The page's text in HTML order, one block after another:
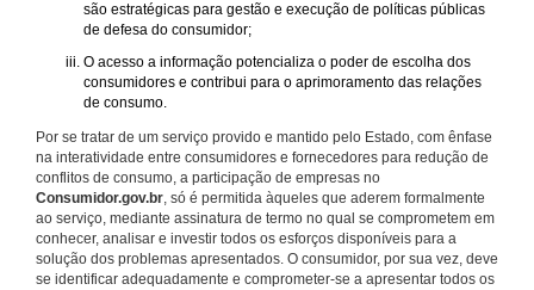
são estratégicas para gestão e execução de políticas públicas
de defesa do consumidor;
O acesso a informação potencializa o poder de escolha dos
consumidores e contribui para o aprimoramento das relações
de consumo.
Por se tratar de um serviço provido e mantido pelo Estado, com ênfase
na interatividade entre consumidores e fornecedores para redução de
conflitos de consumo, a participação de empresas no
Consumidor.gov.br, só é permitida àqueles que aderem formalmente
ao serviço, mediante assinatura de termo no qual se comprometem em
conhecer, analisar e investir todos os esforços disponíveis para a
solução dos problemas apresentados. O consumidor, por sua vez, deve
se identificar adequadamente e comprometer-se a apresentar todos os